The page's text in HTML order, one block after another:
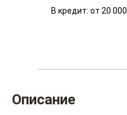
В кредит: от 20 000
Описание